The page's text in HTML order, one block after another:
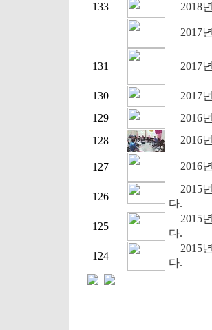
133 2018
2017
131 2017
130
2017
129
2016
128
2016
127 2016
126
2015
다.
125
2015
다.
124
2015
다.